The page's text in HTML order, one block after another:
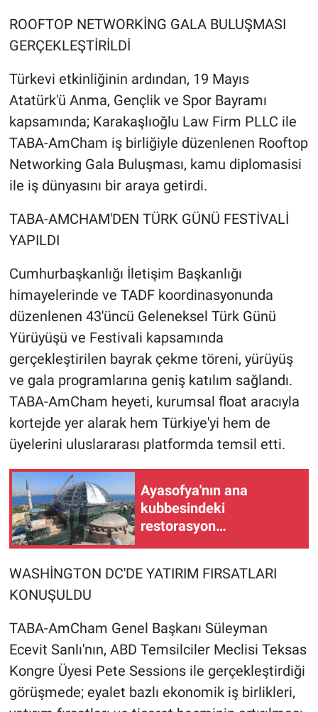
ROOFTOP NETWORKİNG GALA BULUŞMASI
GERÇEKLEŞTİRİLDİ
Türkevi etkinliğinin ardından, 19 Mayıs
Atatürk'ü Anma, Gençlik ve Spor Bayramı
kapsamında; Karakaşlıoğlu Law Firm PLLC ile
TABA-AmCham iş birliğiyle düzenlenen Rooftop
Networking Gala Buluşması, kamu diplomasisi
ile iş dünyasını bir araya getirdi.
TABA-AMCHAM'DEN TÜRK GÜNÜ FESTİVALİ
YAPILDI
Cumhurbaşkanlığı İletişim Başkanlığı
himayelerinde ve TADF koordinasyonunda
düzenlenen 43'üncü Geleneksel Türk Günü
Yürüyüşü ve Festivali kapsamında
gerçekleştirilen bayrak çekme töreni, yürüyüş
ve gala programlarına geniş katılım sağlandı.
TABA-AmCham heyeti, kurumsal float aracıyla
kortejde yer alarak hem Türkiye'yi hem de
üyelerini uluslararası platformda temsil etti.
Ayasofya'nın ana
kubbesindeki
restorasyon
WASHİNGTON DC'DE YATIRIM FIRSATLARI
KONUŞULDU
TABA-AmCham Genel Başkanı Süleyman
Ecevit Sanlı'nın, ABD Temsilciler Meclisi Teksas
Kongre Üyesi Pete Sessions ile gerçekleştirdiği
görüşmede; eyalet bazlı ekonomik iş birlikleri,